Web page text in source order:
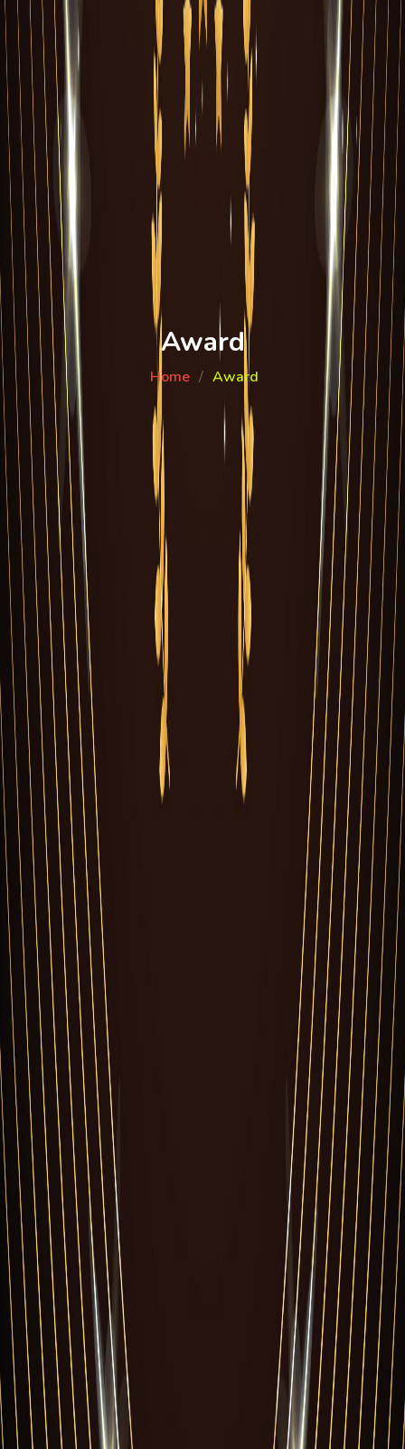
Award
Home Award